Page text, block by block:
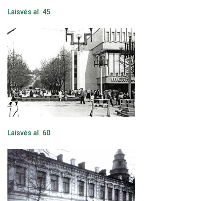
Laisvės al. 45
Laisvės al. 60